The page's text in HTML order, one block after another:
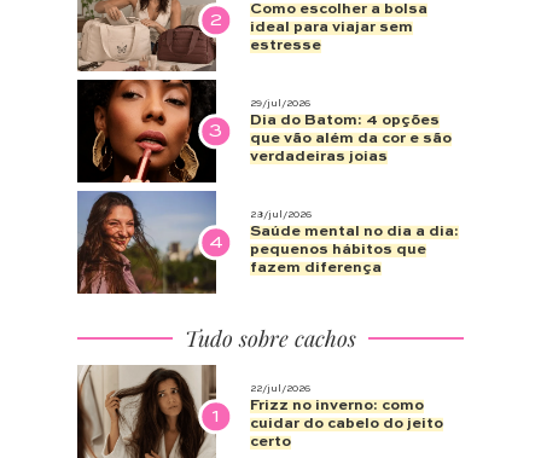
2
Como escolher a bolsa
ideal para viajar sem
estresse
3
29/jul/2026
Dia do Batom: 4 opções
que vão além da cor e são
verdadeiras joias
4
28/jul/2026
Saúde mental no dia a dia:
pequenos hábitos que
fazem diferença
Tudo sobre cachos
1
22/jul/2026
Frizz no inverno: como
cuidar do cabelo do jeito
certo